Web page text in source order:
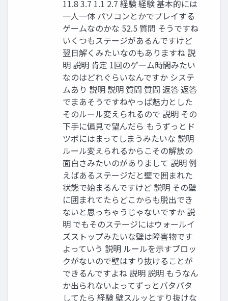
11.8 3.7 1.1 2.7 経験 経験 基本的には
⼀⼈⼀体 パソコンとかでプレイする
ゲームなのかな 52.5 質問 そうですね
いくつもステージがあるんですけど
翌⽇解くみたいなのもありますね 説
明 説明 肯定 1回のゲーム時間みたい
なのはどれぐらいなんですか システ
ムあり 説明 説明 質問 質問 返答 返答
でまあそうですねやっぱ魅⼒とした
そのルール変えられるので 説明 その
下⼿に偏⾒で望んだら もうずっとド
ツボにはまってしまうみたいな 説明
ルール変えられるからこその解放の
⾯⽩さみたいのがありまして 説明 例
えばあるステージだと壁で囲まれた
状態で始まるんですけど 説明 その壁
に囲まれてたらどこからも脱出でき
ないと思っちゃうじゃないですか 説
明 でもそのステージにはウォールイ
ズストップみたいな壁は障害物です
よっていう 説明 ルールを⽰すブロッ
クがないので壁はすり抜けることが
できるんですよね 説明 説明 もうなん
か出られないよってずっとバタバタ
してたら 経験 壁スルッとすり抜けな